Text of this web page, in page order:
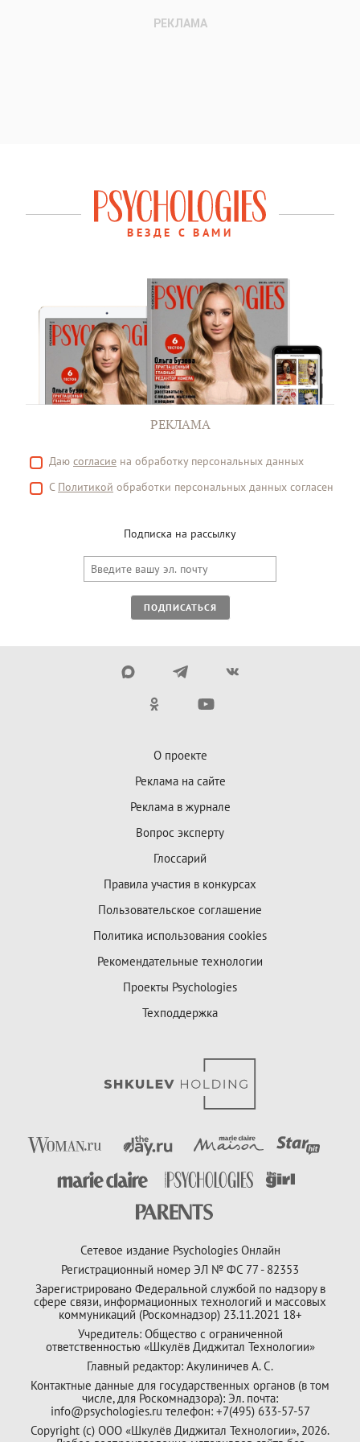
ВЕЗДЕ С ВАМИ
РЕКЛАМА
Даю согласие на обработку персональных данных
С Политикой обработки персональных данных согласен
Подписка на рассылку
ПОДПИСАТЬСЯ
О проекте
Реклама на сайте
Реклама в журнале
Вопрос эксперту
Глоссарий
Правила участия в конкурсах
Пользовательское соглашение
Политика использования cookies
Рекомендательные технологии
Проекты Psychologies
Техподдержка
Сетевое издание Psychologies Онлайн
Регистрационный номер ЭЛ № ФС 77 - 82353
Зарегистрировано Федеральной службой по надзору в
сфере связи, информационных технологий и массовых
коммуникаций (Роскомнадзор) 23.11.2021 18+
Учредитель: Общество с ограниченной
ответственностью «Шкулёв Диджитал Технологии»
Главный редактор: Акулиничев А. С.
Контактные данные для государственных органов (в том
числе, для Роскомнадзора): Эл. почта:
info@psychologies.ru телефон: +7(495) 633-57-57
Copyright (с) ООО «Шкулёв Диджитал Технологии», 2026.